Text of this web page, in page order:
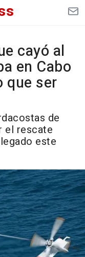
cayó al
en Cabo
que ser
de
el rescate
este